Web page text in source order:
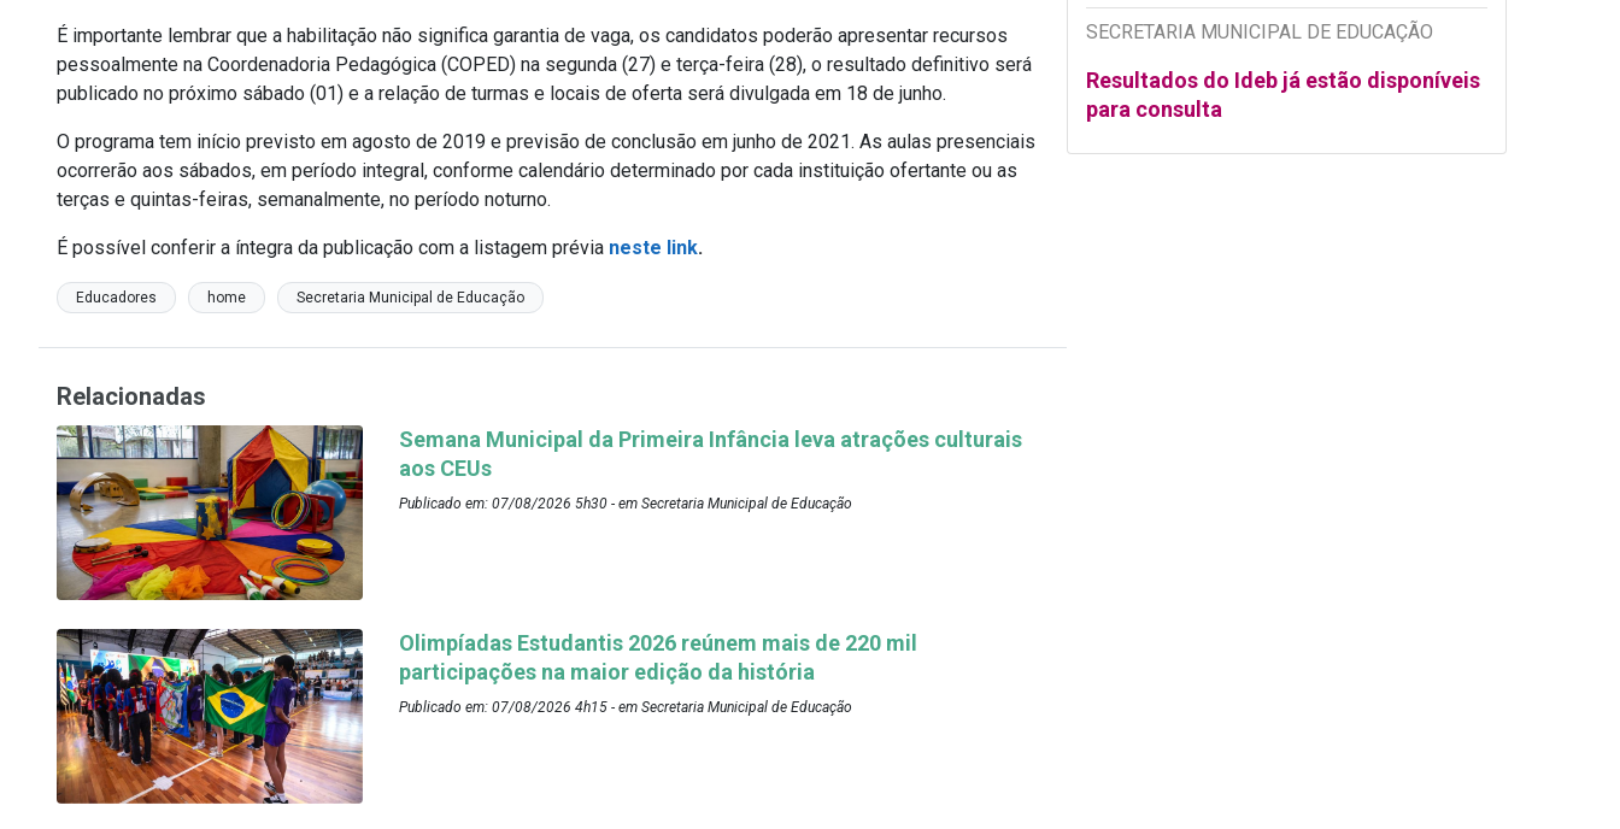
É importante lembrar que a habilitação não significa garantia de vaga, os candidatos poderão apresentar recursos
pessoalmente na Coordenadoria Pedagógica (COPED) na segunda (27) e terça-feira (28), o resultado definitivo será
publicado no próximo sábado (01) e a relação de turmas e locais de oferta será divulgada em 18 de junho.
O programa tem início previsto em agosto de 2019 e previsão de conclusão em junho de 2021. As aulas presenciais
ocorrerão aos sábados, em período integral, conforme calendário determinado por cada instituição ofertante ou as
terças e quintas-feiras, semanalmente, no período noturno.
É possível conferir a íntegra da publicação com a listagem prévia neste link.
Educadores home Secretaria Municipal de Educação
SECRETARIA MUNICIPAL DE EDUCAÇÃO
Resultados do Ideb já estão disponíveis
para consulta
Relacionadas
Semana Municipal da Primeira Infância leva atrações culturais
aos CEUs
Publicado em: 07/08/2026 5h30 - em Secretaria Municipal de Educação
Olimpíadas Estudantis 2026 reúnem mais de 220 mil
participações na maior edição da história
Publicado em: 07/08/2026 4h15 - em Secretaria Municipal de Educação